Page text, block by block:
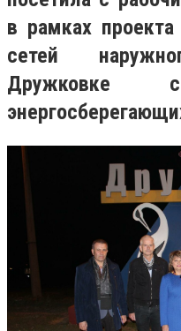
в рамках
сетей
Дружковке с